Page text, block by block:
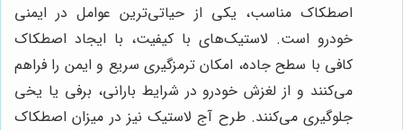
اصطکاک مناسب، یکی از حیاتی‌ترین عوامل در ایمنی
خودرو است. لاستیک‌های با کیفیت، با ایجاد اصطکاک
کافی با سطح جاده، امکان ترمزگیری سریع و ایمن را فراهم
می‌کنند و از لغزش خودرو در شرایط بارانی، برفی یا یخی
جلوگیری می‌کنند. طرح آج لاستیک نیز در میزان اصطکاک